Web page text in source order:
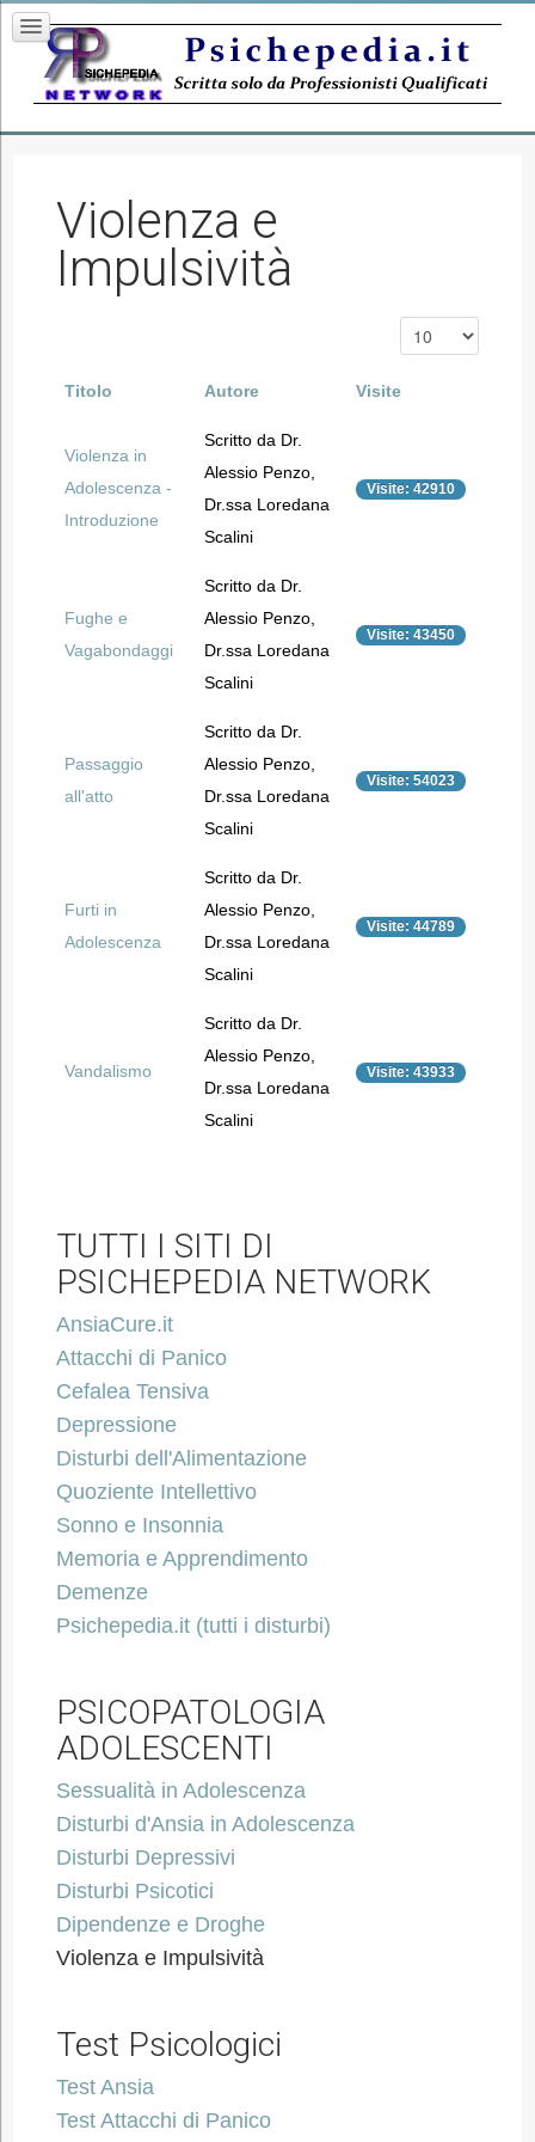
Violenza e
Impulsività
Titolo Autore Visite
Violenza in
Adolescenza -
Introduzione
Scritto da Dr.
Alessio Penzo,
Dr.ssa Loredana
Scalini
Visite: 42910
Fughe e
Vagabondaggi
Scritto da Dr.
Alessio Penzo,
Dr.ssa Loredana
Scalini
Visite: 43450
Passaggio
all'atto
Scritto da Dr.
Alessio Penzo,
Dr.ssa Loredana
Scalini
Visite: 54023
Furti in
Adolescenza
Scritto da Dr.
Alessio Penzo,
Dr.ssa Loredana
Scalini
Visite: 44789
Vandalismo
Scritto da Dr.
Alessio Penzo,
Dr.ssa Loredana
Scalini
Visite: 43933
TUTTI I SITI DI
PSICHEPEDIA NETWORK
AnsiaCure.it
Attacchi di Panico
Cefalea Tensiva
Depressione
Disturbi dell'Alimentazione
Quoziente Intellettivo
Sonno e Insonnia
Memoria e Apprendimento
Demenze
Psichepedia.it (tutti i disturbi)
PSICOPATOLOGIA
ADOLESCENTI
Sessualità in Adolescenza
Disturbi d'Ansia in Adolescenza
Disturbi Depressivi
Disturbi Psicotici
Dipendenze e Droghe
Violenza e Impulsività
Test Psicologici
Test Ansia
Test Attacchi di Panico